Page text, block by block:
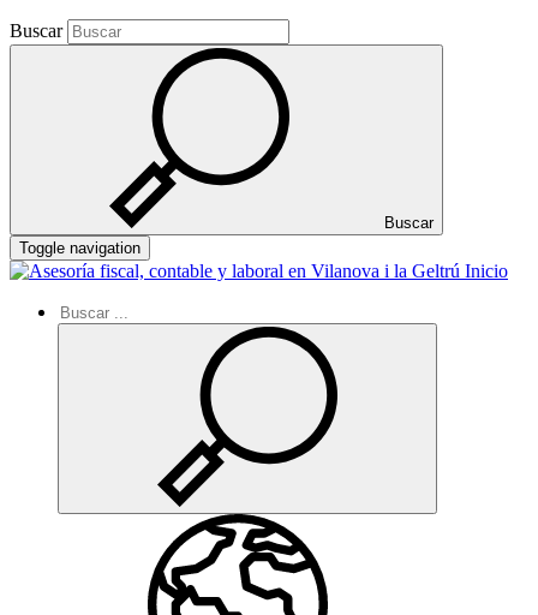
Buscar
Buscar
Toggle navigation
Inicio